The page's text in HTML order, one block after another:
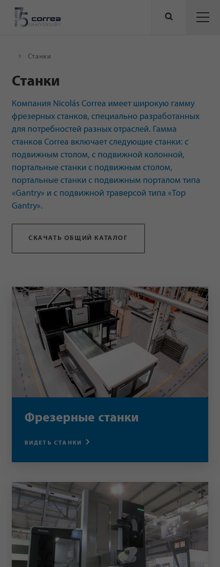
Станки
Станки
Компания Nicolás Correa имеет широкую гамму
фрезерных станков, специально разработанных
для потребностей разных отраслей. Гамма
станков Correa включает следующие станки: с
подвижным столом, с подвижной колонной,
портальные станки с подвижным столом,
портальные станки с подвижным порталом типа
«Gantry» и с подвижной траверсой типа «Top
Gantry».
СКАЧАТЬ ОБЩИЙ КАТАЛОГ
Фрезерные станки
ВИДЕТЬ СТАНКИ